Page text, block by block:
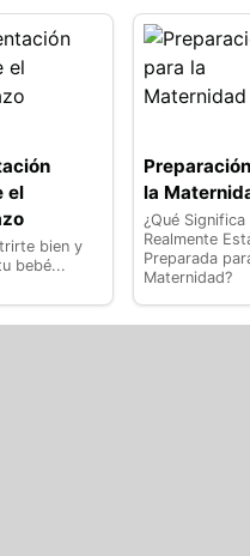
el
bien y
bebé...
la
¿Qué Significa
Realmente
Preparada
Maternidad?